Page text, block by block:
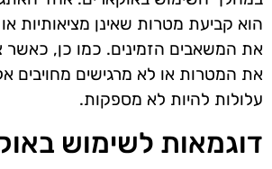
הוא קביעת מטרות שאינן מציאותיות
את המשאבים הזמינים. כמו כן, כאשר
את המטרות או לא מרגישים מחויבים
עלולות להיות לא מספקות.
דוגמאות לשימוש